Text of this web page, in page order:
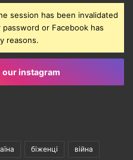
session has been invalidated
or Facebook has
reasons.
our instagram
біженці війна